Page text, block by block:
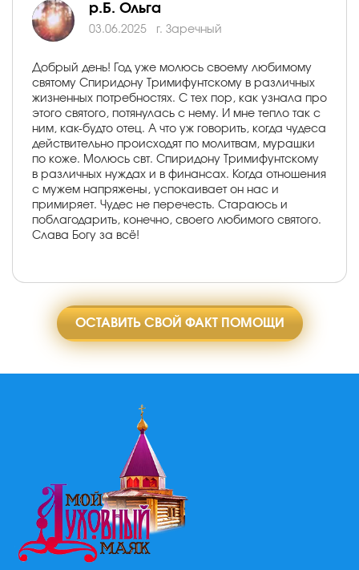
р.Б. Ольга
03.06.2025 г. Заречный
Добрый день! Год уже молюсь своему любимому
святому Спиридону Тримифунтскому в различных
жизненных потребностях. С тех пор, как узнала про
этого святого, потянулась с нему. И мне тепло так с
ним, как-будто отец. А что уж говорить, когда чудеса
действительно происходят по молитвам, мурашки
по коже. Молюсь свт. Спиридону Тримифунтскому
в различных нуждах и в финансах. Когда отношения
с мужем напряжены, успокаивает он нас и
примиряет. Чудес не перечесть. Стараюсь и
поблагодарить, конечно, своего любимого святого.
Слава Богу за всё!
ОСТАВИТЬ СВОЙ ФАКТ ПОМОЩИ